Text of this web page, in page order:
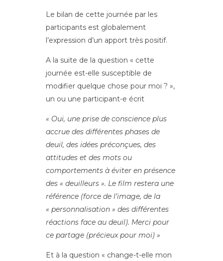
Le bilan de cette journée par les
participants est globalement
l’expression d’un apport très positif.
A la suite de la question « cette
journée est-elle susceptible de
modifier quelque chose pour moi ? »,
un ou une participant-e écrit
« Oui, une prise de conscience plus
accrue des différentes phases de
deuil, des idées préconçues, des
attitudes et des mots ou
comportements à éviter en présence
des « deuilleurs ». Le film restera une
référence (force de l’image, de la
« personnalisation » des différentes
réactions face au deuil). Merci pour
ce partage (précieux pour moi) »
Et à la question « change-t-elle mon